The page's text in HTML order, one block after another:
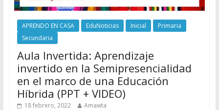
APRENDO EN CASA EduNoticias Inicial
Primaria
Secundaria
Aula Invertida: Aprendizaje
invertido en la Semipresencialidad
en el marco de una Educación
Híbrida (PPT + VIDEO)
18 febrero, 2022 Amawta